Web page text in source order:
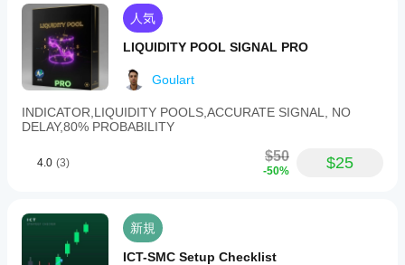
人気
LIQUIDITY POOL SIGNAL PRO
Goulart
INDICATOR,LIQUIDITY POOLS,ACCURATE SIGNAL, NO
DELAY,80% PROBABILITY
4.0 (3) $50
-50% $25
新規
ICT-SMC Setup Checklist